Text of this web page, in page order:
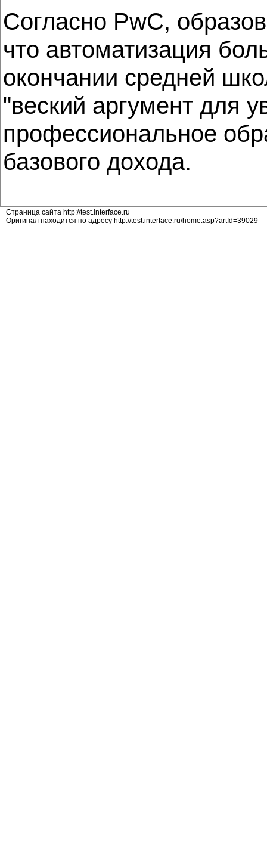
Согласно PwC,
что автоматизация
окончании средней
"веский аргумент для
профессиональное
базового дохода.
Страница сайта http://test.interface.ru
Оригинал находится по адресу http://test.interface.ru/home.asp?artId=39029